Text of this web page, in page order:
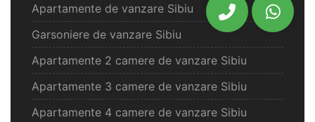
Apartamente de vanzare Sibiu
Garsoniere de vanzare Sibiu
Apartamente 2 camere de vanzare Sibiu
Apartamente 3 camere de vanzare Sibiu
Apartamente 4 camere de vanzare Sibiu